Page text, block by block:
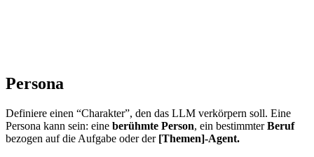
Persona
Definiere einen “Charakter”, den das LLM verkörpern soll. Eine
Persona kann sein: eine berühmte Person, ein bestimmterBeruf
bezogen auf die Aufgabe oder der [Themen]-Agent.